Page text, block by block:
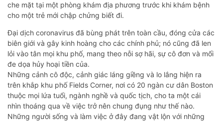
che mặt tại một phòng khám địa phương trước khi khám bệnh
cho một trẻ mới chập chửng biết đi.
Đại dịch coronavirus đã bùng phát trên toàn cầu, đóng cửa các
biên giới và gây kinh hoàng cho các chính phủ; nó cũng đã len
lỏi vào tân mọi khu phố, mang theo nỗi sợ hãi, sự cô đơn và mối
đe dọa hủy hoại tiền của.
Những cảnh cô độc, cảnh giác láng giềng và lo lắng hiện ra
trên khắp khu phố Fields Corner, nơi có 20 ngàn cư dân Boston
thuộc mọi lứa tuổi, ngành nghề và quốc tịch, cho ta một cái
nhìn thoáng qua về việc trở nên chung đụng như thế nào.
Những người sống và làm việc ở đây đang vật lộn với những